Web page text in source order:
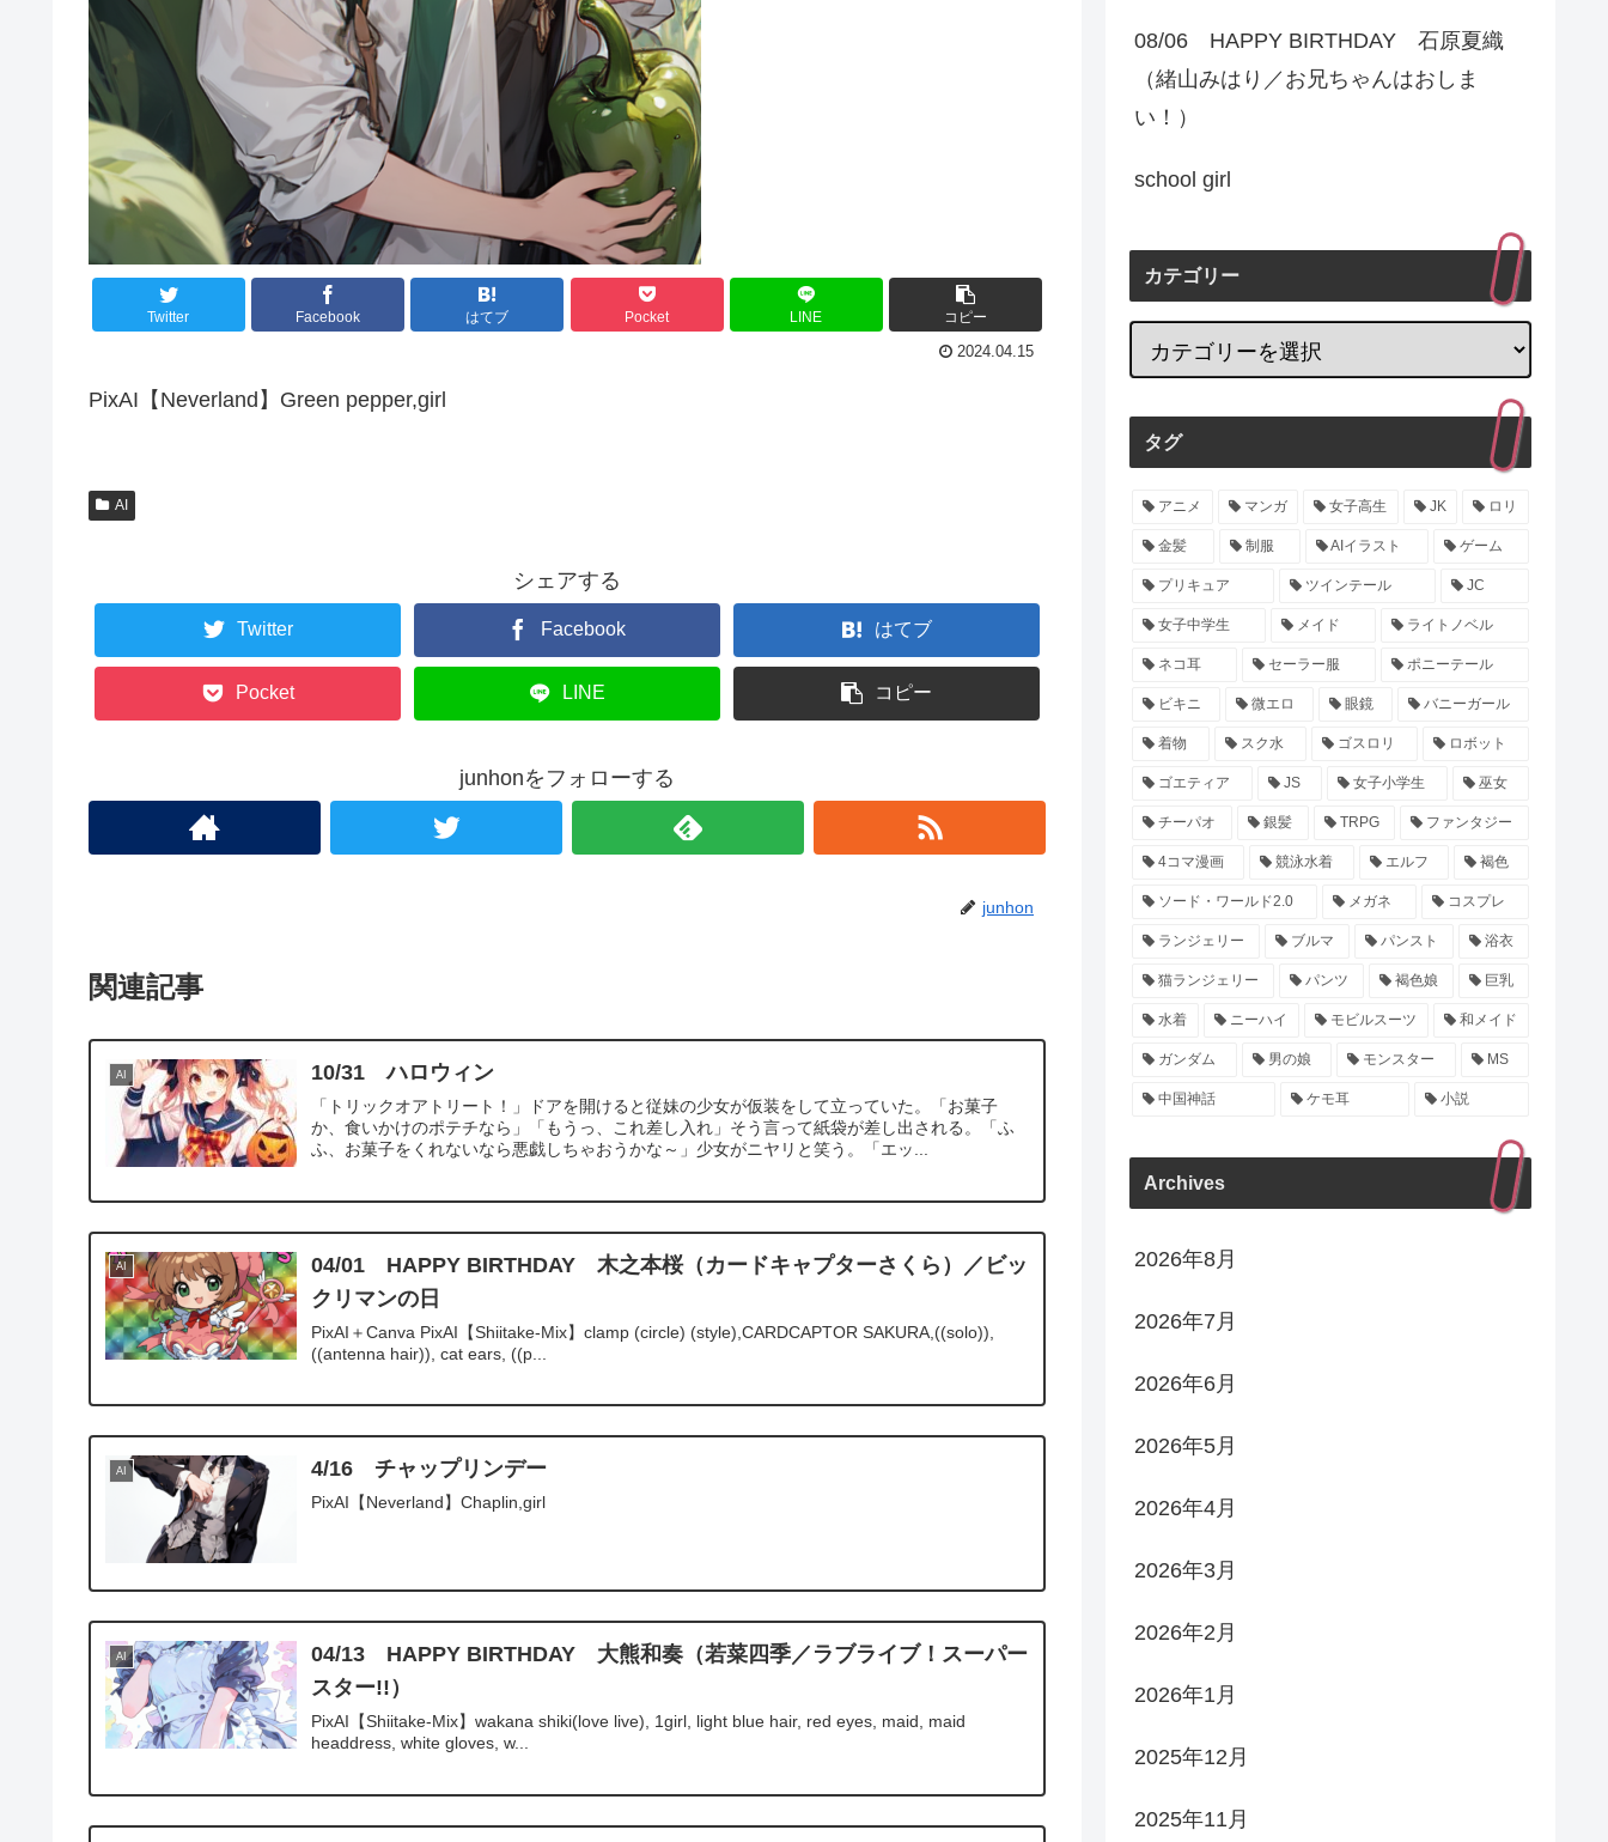
Twitter Facebook はてブ Pocket LINE コピー
2024.04.15
PixAI【Neverland】Green pepper,girl
AI
シェアする
Twitter Facebook はてブ
Pocket LINE コピー
junhonをフォローする
junhon
関連記事
AI 10/31 ハロウィン
「トリックオアトリート！」ドアを開けると従妹の少女が仮装をして立っていた。「お菓子
か、食いかけのポテチなら」「もうっ、これ差し入れ」そう言って紙袋が差し出される。「ふ
ふ、お菓子をくれないなら悪戯しちゃおうかな～」少女がニヤリと笑う。「エッ...
AI
04/01 HAPPY BIRTHDAY 木之本桜（カードキャプターさくら）／ビッ
クリマンの日
PixAI＋Canva PixAI【Shiitake-Mix】clamp (circle) (style),CARDCAPTOR SAKURA,((solo)),
((antenna hair)), cat ears, ((p...
AI 4/16 チャップリンデー
PixAI【Neverland】Chaplin,girl
AI
04/13 HAPPY BIRTHDAY 大熊和奏（若菜四季／ラブライブ！スーパー
スター!!）
PixAI【Shiitake-Mix】wakana shiki(love live), 1girl, light blue hair, red eyes, maid, maid
headdress, white gloves, w...
08/06 HAPPY BIRTHDAY 石原夏織
（緒山みはり／お兄ちゃんはおしま
い！）
school girl
カテゴリー
タグ
アニメ マンガ 女子高生 JK ロリ
金髪 制服 AIイラスト ゲーム
プリキュア ツインテール JC
女子中学生 メイド ライトノベル
ネコ耳 セーラー服 ポニーテール
ビキニ 微エロ 眼鏡 バニーガール
着物 スク水 ゴスロリ ロボット
ゴエティア JS 女子小学生 巫女
チーパオ 銀髪 TRPG ファンタジー
4コマ漫画 競泳水着 エルフ 褐色
ソード・ワールド2.0 メガネ コスプレ
ランジェリー ブルマ パンスト 浴衣
猫ランジェリー パンツ 褐色娘 巨乳
水着 ニーハイ モビルスーツ 和メイド
ガンダム 男の娘 モンスター MS
中国神話 ケモ耳 小説
Archives
2026年8月
2026年7月
2026年6月
2026年5月
2026年4月
2026年3月
2026年2月
2026年1月
2025年12月
2025年11月